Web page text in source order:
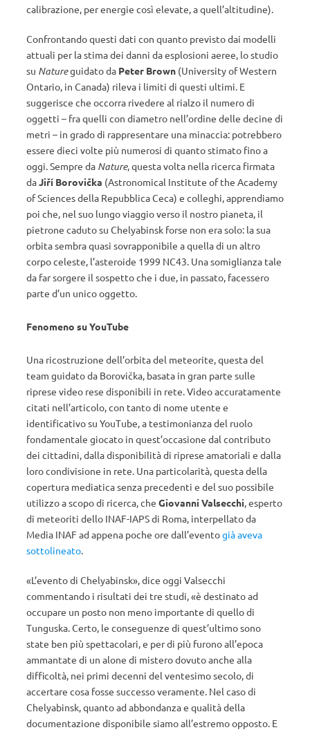
calibrazione, per energie così elevate, a quell’altitudine).
Confrontando questi dati con quanto previsto dai modelli
attuali per la stima dei danni da esplosioni aeree, lo studio
su Natureguidato da Peter Brown (University of Western
Ontario, in Canada) rileva i limiti di questi ultimi. E
suggerisce che occorra rivedere al rialzo il numero di
oggetti – fra quelli con diametro nell’ordine delle decine di
metri – in grado di rappresentare una minaccia: potrebbero
essere dieci volte più numerosi di quanto stimato fino a
oggi. Sempre da Nature, questa volta nella ricerca firmata
daJiří Borovička (Astronomical Institute of the Academy
of Sciences della Repubblica Ceca) e colleghi, apprendiamo
poi che, nel suo lungo viaggio verso il nostro pianeta, il
pietrone caduto su Chelyabinsk forse non era solo: la sua
orbita sembra quasi sovrapponibile a quella di un altro
corpo celeste, l’asteroide 1999 NC43. Una somiglianza tale
da far sorgere il sospetto che i due, in passato, facessero
parte d’un unico oggetto.
Fenomeno su YouTube
Una ricostruzione dell’orbita del meteorite, questa del
team guidato da Borovička, basata in gran parte sulle
riprese video rese disponibili in rete. Video accuratamente
citati nell’articolo, con tanto di nome utente e
identificativo su YouTube, a testimonianza del ruolo
fondamentale giocato in quest’occasione dal contributo
dei cittadini, dalla disponibilità di riprese amatoriali e dalla
loro condivisione in rete. Una particolarità, questa della
copertura mediatica senza precedenti e del suo possibile
utilizzo a scopo di ricerca, che Giovanni Valsecchi, esperto
di meteoriti dello INAF-IAPS di Roma, interpellato da
Media INAF ad appena poche ore dall’eventogià aveva
sottolineato.
«L’evento di Chelyabinsk», dice oggi Valsecchi
commentando i risultati dei tre studi, «è destinato ad
occupare un posto non meno importante di quello di
Tunguska. Certo, le conseguenze di quest’ultimo sono
state ben più spettacolari, e per di più furono all’epoca
ammantate di un alone di mistero dovuto anche alla
difficoltà, nei primi decenni del ventesimo secolo, di
accertare cosa fosse successo veramente. Nel caso di
Chelyabinsk, quanto ad abbondanza e qualità della
documentazione disponibile siamo all’estremo opposto. E